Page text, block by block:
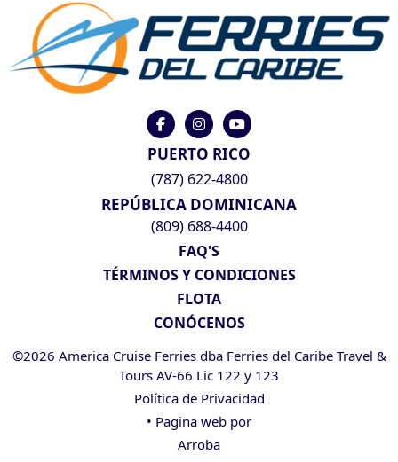
PUERTO RICO
(787) 622-4800
REPÚBLICA DOMINICANA
(809) 688-4400
FAQ'S
TÉRMINOS Y CONDICIONES
FLOTA
CONÓCENOS
©2026 America Cruise Ferries dba Ferries del Caribe Travel &
Tours AV-66 Lic 122 y 123
Política de Privacidad
• Pagina web por
Arroba